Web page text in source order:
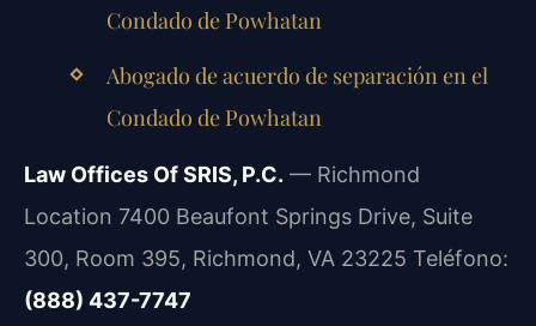
Condado de Powhatan
Abogado de acuerdo de separación en el
Condado de Powhatan
Law Offices Of SRIS, P.C. — Richmond
Location 7400 Beaufont Springs Drive, Suite
300, Room 395, Richmond, VA 23225 Teléfono:
(888) 437-7747